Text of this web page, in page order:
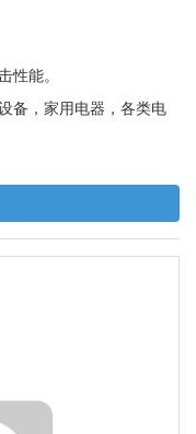
性能。
备，家用电器，各类电